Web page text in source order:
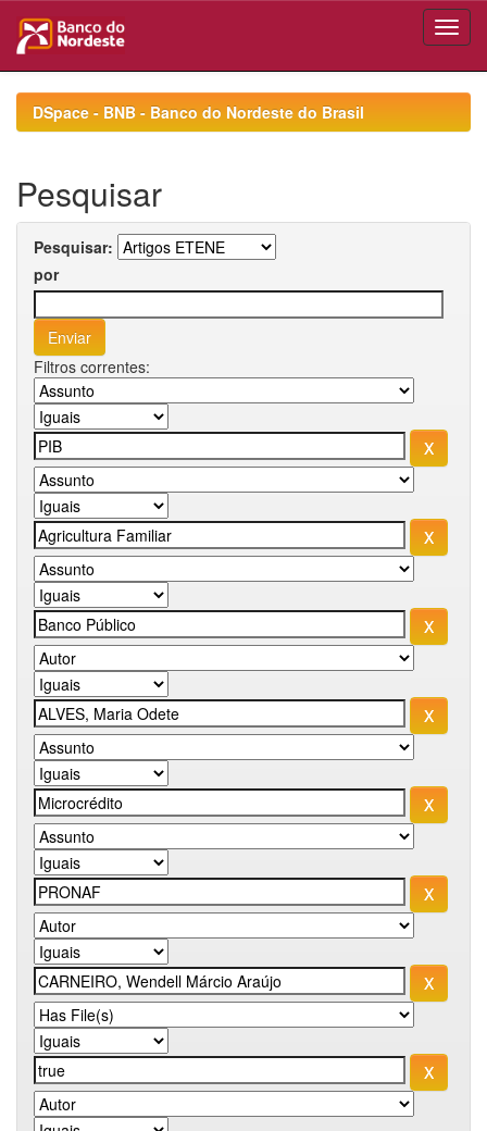
navigationDSpace - BNB - Banco do Nordeste do Brasil
Pesquisar
Pesquisar:
por
Filtros correntes: